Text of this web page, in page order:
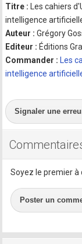
Titre :
Les cahiers
intelligence
Auteur :Grégory
Editeur : Éditions
Commander : Les
intelligence
Signaler une
Soyez le premier
Poster un